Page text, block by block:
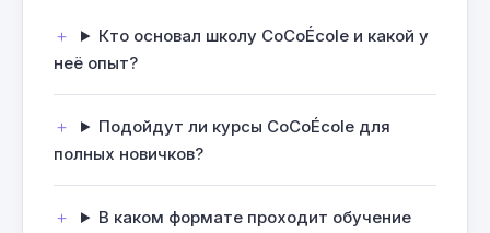
Кто основал школу CoCoÉcole и какой у
неё опыт?
Подойдут ли курсы CoCoÉcole для
полных новичков?
В каком формате проходит обучение